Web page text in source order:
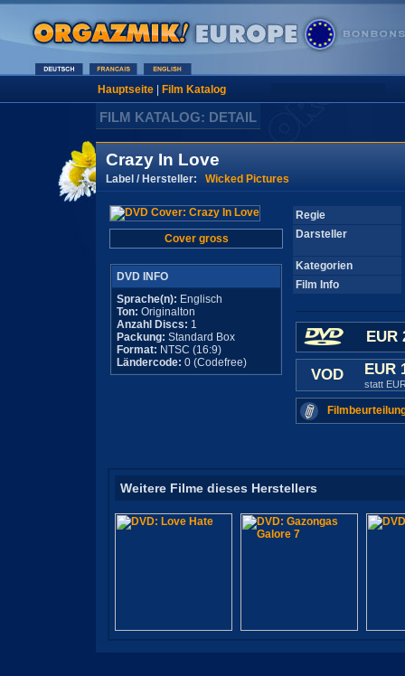
Hauptseite| Film Katalog
FILM KATALOG: DETAIL
Crazy In Love
Label / Hersteller: Wicked Pictures
Cover gross
DVD INFO
Sprache(n): Englisch
Ton: Originalton
Anzahl Discs: 1
Packung: Standard Box
Format: NTSC (16:9)
Ländercode: 0 (Codefree)
Regie
Darsteller
Kategorien
Film Info
EUR
VOD EUR
statt
Weitere Filme dieses Herstellers